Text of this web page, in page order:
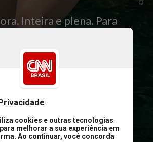
Inteira e plena. Para
de inúmeras maneiras e
sentir cada vez mais
os dias”, escreveu Ana
no Instagram